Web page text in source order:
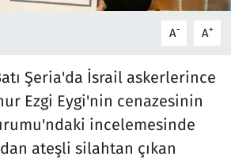
A- A+
Şeria'da İsrail askerlerince
Ezgi Eygi'nin cenazesinin
incelemesinde
ateşli silahtan çıkan